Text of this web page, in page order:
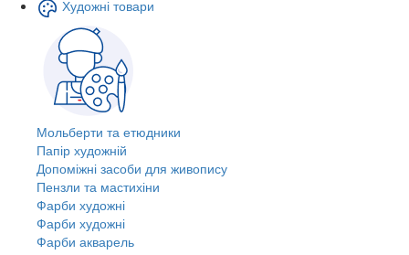
Художні товари
Мольберти та етюдники
Папір художній
Допоміжні засоби для живопису
Пензли та мастихіни
Фарби художні
Фарби художні
Фарби акварель